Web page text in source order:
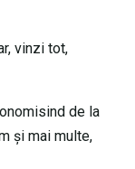
vinzi tot,
de la
şi mai multe,